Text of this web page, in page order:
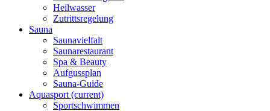
Heilwasser
Zutrittsregelung
Sauna
Saunavielfalt
Saunarestaurant
Spa & Beauty
Aufgussplan
Sauna-Guide
Aquasport (current)
Sportschwimmen